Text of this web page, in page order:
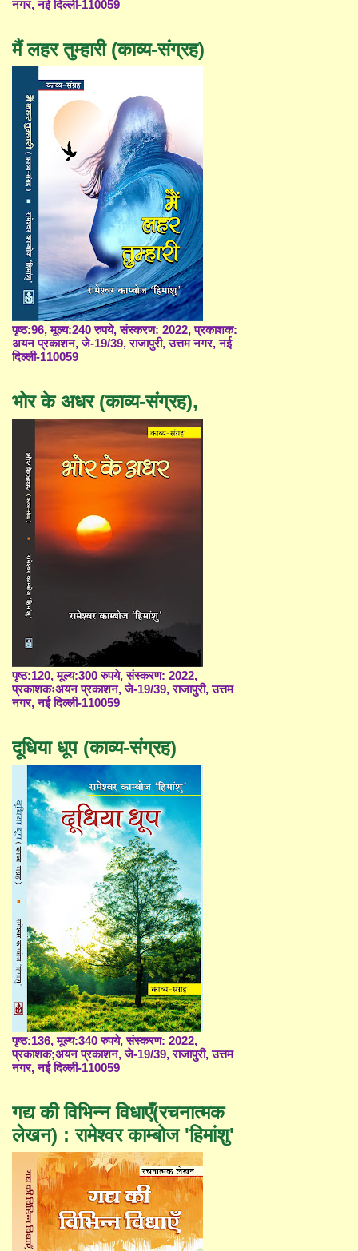
नगर, नई दिल्ली-110059
मैं लहर तुम्हारी (काव्य-संग्रह)
पृष्ठ:96, मूल्य:240 रुपये, संस्करण: 2022, प्रकाशक:
अयन प्रकाशन, जे-19/39, राजापुरी, उत्तम नगर, नई
दिल्ली-110059
भोर के अधर (काव्य-संग्रह),
पृष्ठ:120, मूल्य:300 रुपये, संस्करण: 2022,
प्रकाशकःअयन प्रकाशन, जे-19/39, राजापुरी, उत्तम
नगर, नई दिल्ली-110059
दूधिया धूप (काव्य-संग्रह)
पृष्ठ:136, मूल्य:340 रुपये, संस्करण: 2022,
प्रकाशक;अयन प्रकाशन, जे-19/39, राजापुरी, उत्तम
नगर, नई दिल्ली-110059
गद्य की विभिन्न विधाएँ(रचनात्मक
लेखन) : रामेश्वर काम्बोज 'हिमांशु'